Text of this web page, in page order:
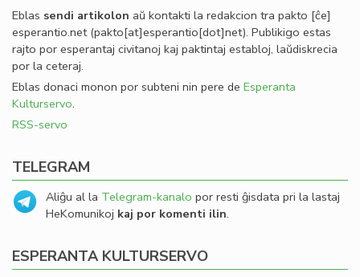
Eblas sendi artikolon aŭ kontakti la redakcion tra pakto [ĉe]
esperantio.net(pakto[at]esperantio[dot]net). Publikigo estas
rajto por esperantaj civitanoj kaj paktintaj establoj, laŭdiskrecia
por la ceteraj.
Eblas donaci monon por subteni nin pere de Esperanta
Kulturservo.
RSS-servo
TELEGRAM
Aliĝu al la Telegram-kanalo por resti ĝisdata pri la lastaj
HeKomunikoj kaj por komenti ilin.
ESPERANTA KULTURSERVO